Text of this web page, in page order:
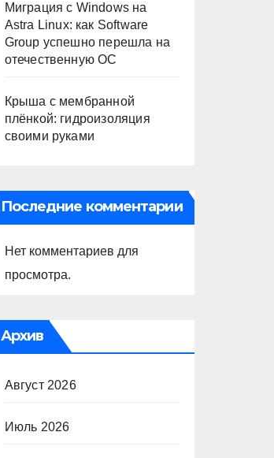
Миграция с Windows на
Astra Linux: как Software
Group успешно перешла на
отечественную ОС
Крыша с мембранной
плёнкой: гидроизоляция
своими руками
Последние комментарии
Нет комментариев для
просмотра.
Архив
Август 2026
Июль 2026